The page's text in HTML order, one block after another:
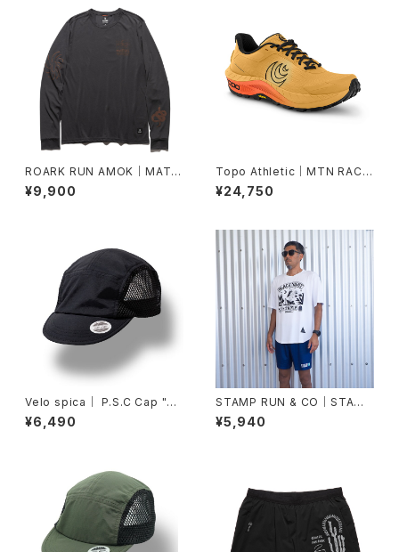
ROARK RUN AMOK｜MATHI
S ACTIVE LS col.ONYX
¥9,900
Topo Athletic｜MTN RACE
R 4 Mango/Black
¥24,750
Velo spica｜ P.S.C Cap "Cy
cling" col.Black
¥6,490
STAMP RUN & CO｜STAMP
WIDE TEE (BLACK NIGHT)
¥5,940